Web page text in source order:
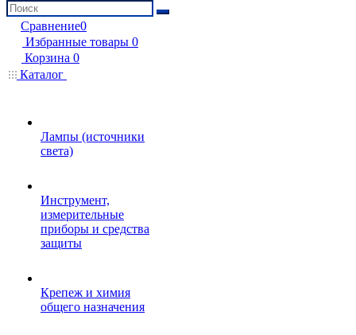
Сравнение0
Избранные товары 0
Корзина 0
Каталог
Лампы (источники
света)
Инструмент,
измерительные
приборы и средства
защиты
Крепеж и химия
общего назначения